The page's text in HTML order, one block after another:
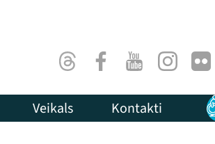
ThreadsFacebookYoutubeInstagram
Flick
Veikals Kontakti